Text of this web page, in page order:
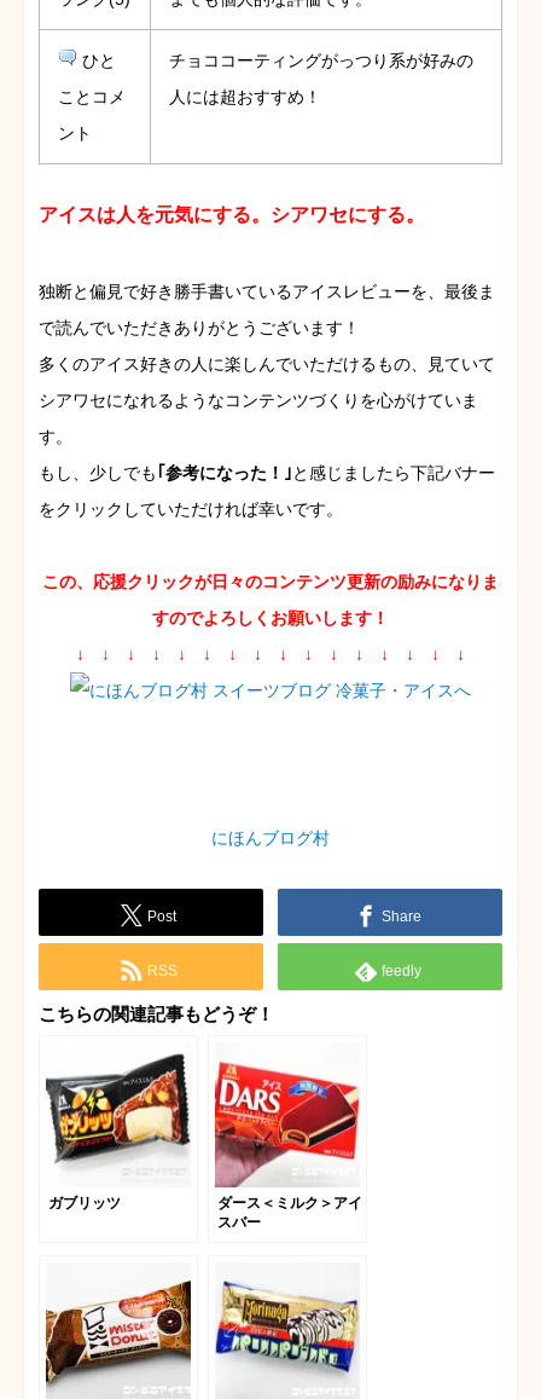
ひと
ことコメ
ント
チョココーティングがっつり系が好みの
人には超おすすめ！
アイスは人を元気にする。シアワセにする。
独断と偏見で好き勝手書いているアイスレビューを、最後ま
で読んでいただきありがとうございます！
多くのアイス好きの人に楽しんでいただけるもの、見ていて
シアワセになれるようなコンテンツづくりを心がけていま
す。
もし、少しでも ｢参考になった！｣と感じましたら下記バナー
をクリックしていただければ幸いです。
この、応援クリックが日々のコンテンツ更新の励みになりま
すのでよろしくお願いします！
↓ ↓ ↓ ↓ ↓ ↓ ↓ ↓ ↓ ↓ ↓ ↓ ↓ ↓ ↓ ↓
にほんブログ村
Post Share
RSS feedly
こちらの関連記事もどうぞ！
ガブリッツ
ダース＜ミルク＞アイ
スバー